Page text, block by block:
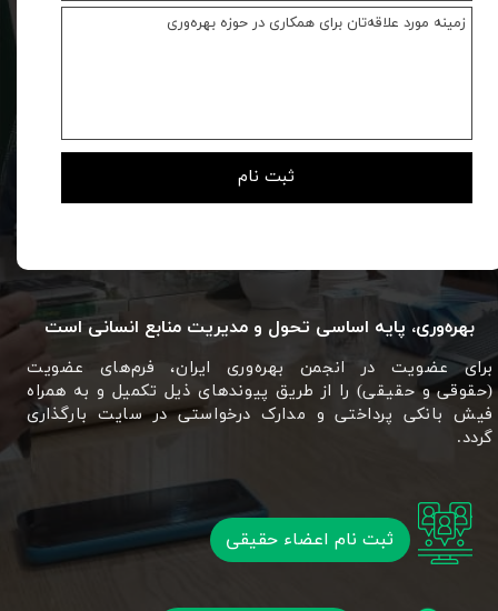
ثبت نام
بهره‌وری، پایه اساسی تحول و مدیریت منابع انسانی است
برای عضویت در انجمن بهره‌وری ایران، فرم‌های عضویت
(حقوقی و حقیقی) را از طریق پیوندهای ذیل تکمیل و به همراه
فیش بانکی پرداختی و مدارک درخواستی در سایت بارگذاری
گردد.
ثبت نام اعضاء حقیقی